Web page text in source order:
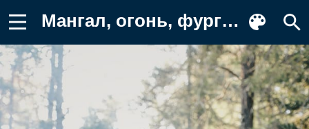
Мангал, огонь, фургон Картинка для телефона